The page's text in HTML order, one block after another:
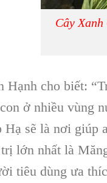
Cây
Hạnh cho biết:
ở nhiều vùng
Hạ sẽ là nơi giúp
lớn nhất là
tiêu dùng ưa